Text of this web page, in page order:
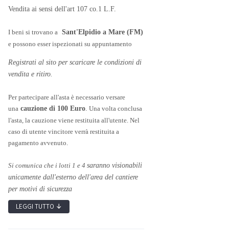
Vendita ai sensi dell'art 107 co.1 L.F.
I beni si trovano a Sant'Elpidio a Mare (FM)
e possono esser ispezionati su appuntamento
Registrati al sito per scaricare le condizioni di
vendita e ritiro.
Per partecipare all'asta è necessario versare
una cauzione di 100 Euro. Una volta conclusa
l'asta, la cauzione viene restituita all'utente. Nel
caso di utente vincitore verrà restituita a
pagamento avvenuto.
Si comunica che i lotti 1 e 4 saranno visionabili
unicamente dall'esterno dell'area del cantiere
per motivi di sicurezza
LEGGI TUTTO ↓